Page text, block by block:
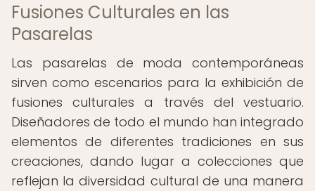
Fusiones Culturales en las
Pasarelas
Las pasarelas de moda contemporáneas
sirven como escenarios para la exhibición de
fusiones culturales a través del vestuario.
Diseñadores de todo el mundo han integrado
elementos de diferentes tradiciones en sus
creaciones, dando lugar a colecciones que
reflejan la diversidad cultural de una manera